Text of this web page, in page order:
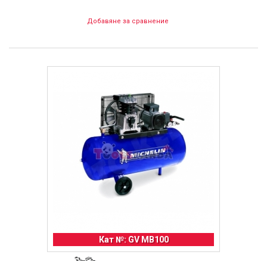
Добавяне за сравнение
Кат №: GV MB100